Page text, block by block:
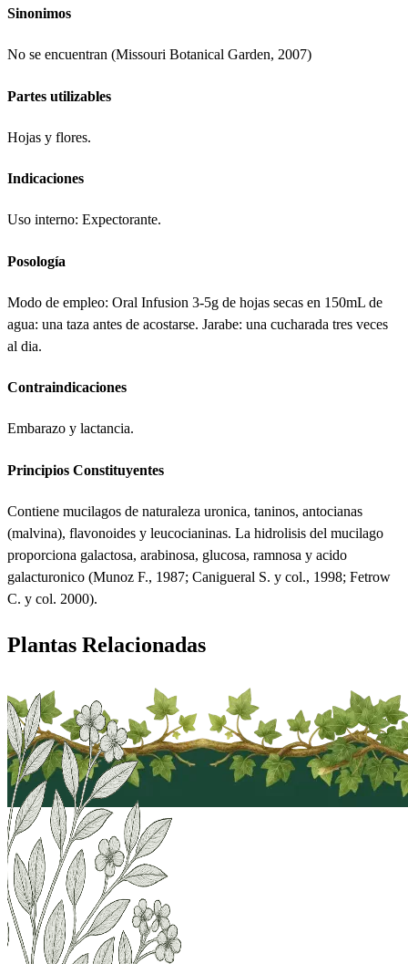
Sinonimos
No se encuentran (Missouri Botanical Garden, 2007)
Partes utilizables
Hojas y flores.
Indicaciones
Uso interno: Expectorante.
Posología
Modo de empleo: Oral Infusion 3-5g de hojas secas en 150mL de
agua: una taza antes de acostarse. Jarabe: una cucharada tres veces
al dia.
Contraindicaciones
Embarazo y lactancia.
Principios Constituyentes
Contiene mucilagos de naturaleza uronica, taninos, antocianas
(malvina), flavonoides y leucocianinas. La hidrolisis del mucilago
proporciona galactosa, arabinosa, glucosa, ramnosa y acido
galacturonico (Munoz F., 1987; Canigueral S. y col., 1998; Fetrow
C. y col. 2000).
Plantas Relacionadas